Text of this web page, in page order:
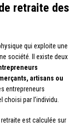
retraite des
qui exploite une
société. Il existe deux
artisans ou
entrepreneurs
par l’individu.
est calculée sur